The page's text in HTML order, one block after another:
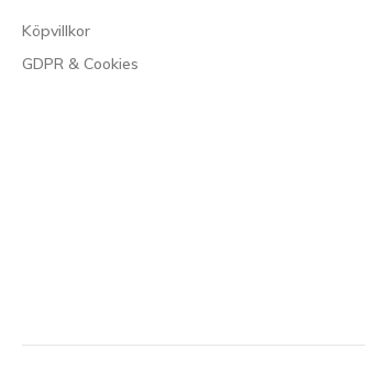
Köpvillkor
GDPR & Cookies